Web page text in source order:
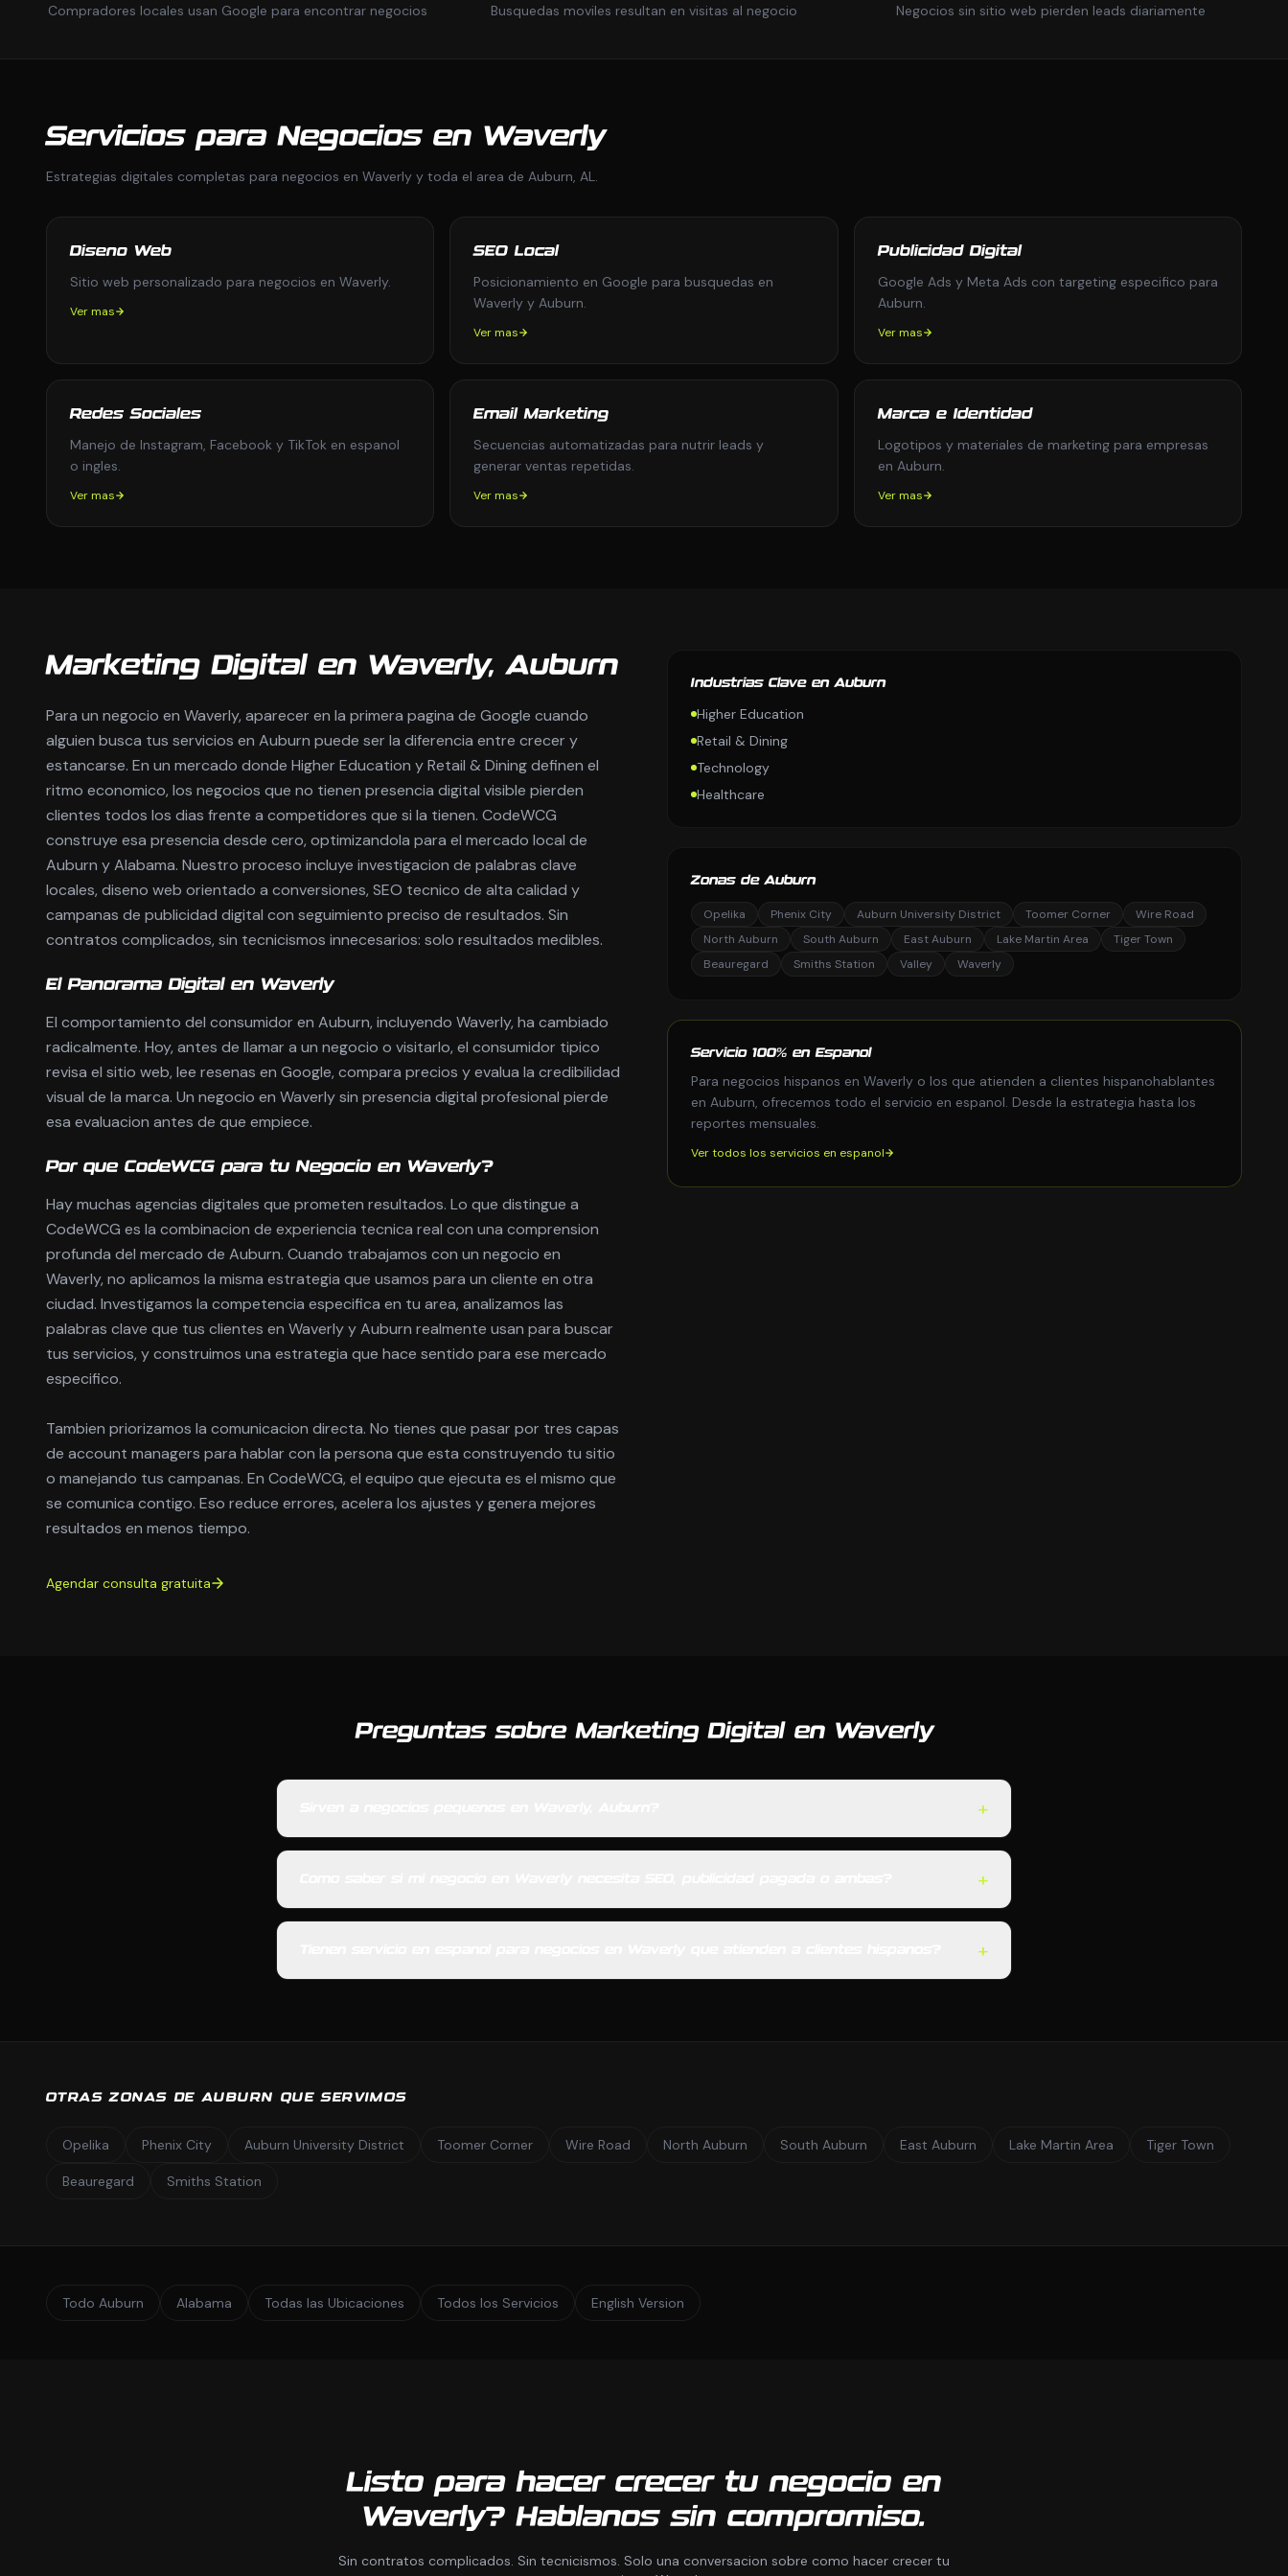
Compradores locales usan Google para encontrar negocios Busquedas moviles resultan en visitas al negocio Negocios sin sitio web pierden leads diariamente
Servicios para Negocios en Waverly
Estrategias digitales completas para negocios en Waverly y toda el area de Auburn, AL.
Diseno Web
Sitio web personalizado para negocios en Waverly.
Ver mas
SEO Local
Posicionamiento en Google para busquedas en
Waverly y Auburn.
Ver mas
Publicidad Digital
Google Ads y Meta Ads con targeting especifico para
Auburn.
Ver mas
Redes Sociales
Manejo de Instagram, Facebook y TikTok en espanol
o ingles.
Ver mas
Email Marketing
Secuencias automatizadas para nutrir leads y
generar ventas repetidas.
Ver mas
Marca e Identidad
Logotipos y materiales de marketing para empresas
en Auburn.
Ver mas
Marketing Digital en Waverly, Auburn
Para un negocio en Waverly, aparecer en la primera pagina de Google cuando
alguien busca tus servicios en Auburn puede ser la diferencia entre crecer y
estancarse. En un mercado donde Higher Education y Retail & Dining definen el
ritmo economico, los negocios que no tienen presencia digital visible pierden
clientes todos los dias frente a competidores que si la tienen. CodeWCG
construye esa presencia desde cero, optimizandola para el mercado local de
Auburn y Alabama. Nuestro proceso incluye investigacion de palabras clave
locales, diseno web orientado a conversiones, SEO tecnico de alta calidad y
campanas de publicidad digital con seguimiento preciso de resultados. Sin
contratos complicados, sin tecnicismos innecesarios: solo resultados medibles.
El Panorama Digital en Waverly
El comportamiento del consumidor en Auburn, incluyendo Waverly, ha cambiado
radicalmente. Hoy, antes de llamar a un negocio o visitarlo, el consumidor tipico
revisa el sitio web, lee resenas en Google, compara precios y evalua la credibilidad
visual de la marca. Un negocio en Waverly sin presencia digital profesional pierde
esa evaluacion antes de que empiece.
Por que CodeWCG para tu Negocio en Waverly?
Hay muchas agencias digitales que prometen resultados. Lo que distingue a
CodeWCG es la combinacion de experiencia tecnica real con una comprension
profunda del mercado de Auburn. Cuando trabajamos con un negocio en
Waverly, no aplicamos la misma estrategia que usamos para un cliente en otra
ciudad. Investigamos la competencia especifica en tu area, analizamos las
palabras clave que tus clientes en Waverly y Auburn realmente usan para buscar
tus servicios, y construimos una estrategia que hace sentido para ese mercado
especifico.
Tambien priorizamos la comunicacion directa. No tienes que pasar por tres capas
de account managers para hablar con la persona que esta construyendo tu sitio
o manejando tus campanas. En CodeWCG, el equipo que ejecuta es el mismo que
se comunica contigo. Eso reduce errores, acelera los ajustes y genera mejores
resultados en menos tiempo.
Agendar consulta gratuita
Industrias Clave en Auburn
Higher Education
Retail & Dining
Technology
Healthcare
Zonas de Auburn
Opelika Phenix City Auburn University District Toomer Corner
Wire Road
North Auburn
South Auburn East Auburn Lake Martin Area
Tiger Town
Beauregard
Smiths Station Valley Waverly
Servicio 100% en Espanol
Para negocios hispanos en Waverly o los que atienden a clientes hispanohablantes
en Auburn, ofrecemos todo el servicio en espanol. Desde la estrategia hasta los
reportes mensuales.
Ver todos los servicios en espanol
Preguntas sobre Marketing Digital en Waverly
+
+
+
OTRAS ZONAS DE AUBURN QUE SERVIMOS
Opelika Phenix City Auburn University District Toomer Corner Wire Road North Auburn South Auburn East Auburn Lake Martin Area Tiger Town
Beauregard Smiths Station
Todo Auburn Alabama Todas las Ubicaciones Todos los Servicios English Version
Listo para hacer crecer tu negocio en
Waverly? Hablanos sin compromiso.
Sin contratos complicados. Sin tecnicismos. Solo una conversacion sobre como hacer crecer tu